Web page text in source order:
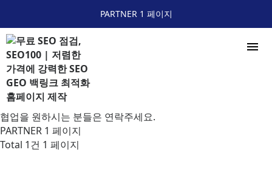
PARTNER 1 페이지
menu
협업을 원하시는 분들은 연락주세요.
PARTNER 1 페이지
Total 1건 1 페이지